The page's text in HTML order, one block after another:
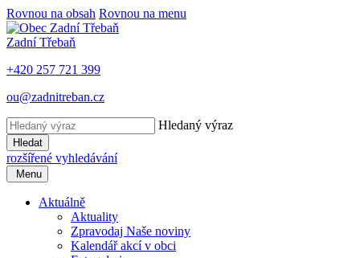
Rovnou na obsah Rovnou na menu
Zadní Třebaň
+420 257 721 399
ou@zadnitreban.cz
Hledaný výraz
Hledat
rozšířené vyhledávání
Menu
Aktuálně
Aktuality
Zpravodaj Naše noviny
Kalendář akcí v obci